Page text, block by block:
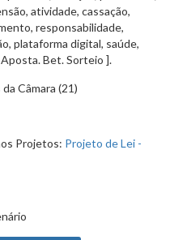
atividade, cassação,
responsabilidade,
plataforma digital, saúde,
Bet. Sorteio ].
Câmara (21)
Projetos: Projeto de Lei -